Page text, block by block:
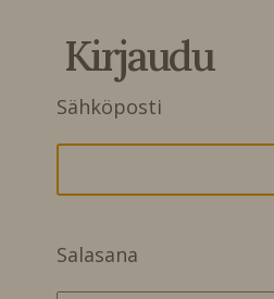
Kirjaudu
Sähköposti
Salasana